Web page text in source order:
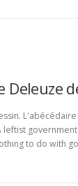
Deleuze
leftist
to do with